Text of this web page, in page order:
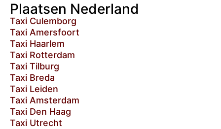
Plaatsen Nederland
Taxi Culemborg
Taxi Amersfoort
Taxi Haarlem
Taxi Rotterdam
Taxi Tilburg
Taxi Breda
Taxi Leiden
Taxi Amsterdam
Taxi Den Haag
Taxi Utrecht